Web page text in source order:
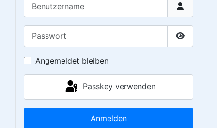
Passwort
Angemeldet bleiben
Passkey verwenden
Anmelden